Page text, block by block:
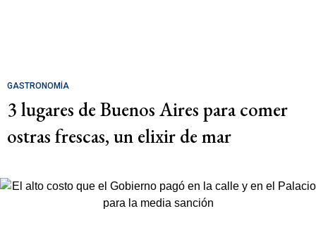
GASTRONOMÍA
3 lugares de Buenos Aires para comer
ostras frescas, un elixir de mar